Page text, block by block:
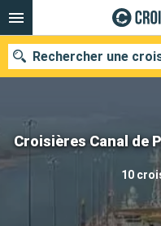
Croisières Canal de
10
Rechercher une
Nos destinations